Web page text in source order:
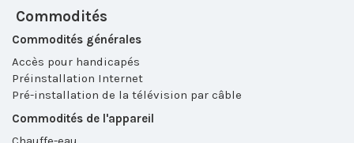
Commodités
Commodités générales
Accès pour handicapés
Préinstallation Internet
Pré-installation de la télévision par câble
Commodités de l'appareil